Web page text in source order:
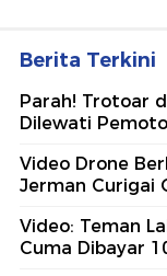
Berita Terkini
Parah! Trotoar
Dilewati
Video Drone
Jerman Curigai
Video: Teman
Cuma Dibayar